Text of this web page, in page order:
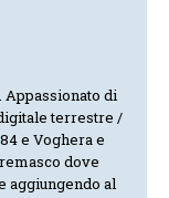
di
terrestre /
e Voghera e
dove
aggiungendo al